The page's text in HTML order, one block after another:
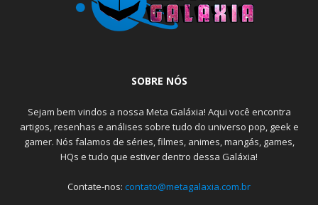
SOBRE NÓS
Sejam bem vindos a nossa Meta Galáxia! Aqui você encontra
artigos, resenhas e análises sobre tudo do universo pop, geek e
gamer. Nós falamos de séries, filmes, animes, mangás, games,
HQs e tudo que estiver dentro dessa Galáxia!
Contate-nos: contato@metagalaxia.com.br